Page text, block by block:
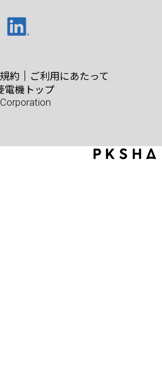
約
ご利用にあたって
電機トップ